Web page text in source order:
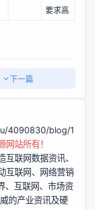
要求高
下一篇
4090830/blog/
站所有！
联网数据资讯、
互联网、网络营销
、互联网、市场资
的产业资讯及硬